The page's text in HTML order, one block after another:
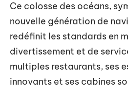
Ce colosse des océans,
nouvelle génération de
redéfinit les standards en
divertissement et de
multiples restaurants, ses
innovants et ses cabines